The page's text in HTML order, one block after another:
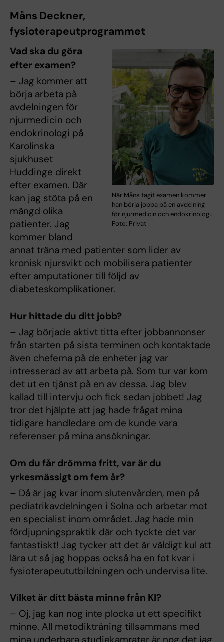
Måns Deckner,
fysioterapeutprogrammet
När Måns tagit examen kommer
han börja jobba på en avdelning
för njurmedicin och endokrinologi.
Foto: Privat
Vad ska du göra
efter examen?
– Jag kommer att
börja arbeta på
avdelningen för
njurmedicin och
endokrinologi på
Karolinska
sjukhuset
Huddinge direkt
efter examen. Där
kan jag stöta på en
mängd olika
patienter. Jag
kommer bland
annat träna med patienter som lider av
kronisk njursvikt och mobilisera patienter
efter amputationer till följd av
diabeteskomplikationer.
Hur hittade du ditt jobb?
– Jag började aktivt titta efter jobbannonser
från starten på sista terminen och kontaktade
även cheferna på de enheter jag var
intresserad av att arbeta på. Som tur var kom
det ut en tjänst på en av dessa. Jag blev
kallad till intervju och fick sedan jobbet! Jag
tror det hjälpte att jag hade frågat mina
tidigare handledare om de kunde vara
referenser på mina ansökningar.
Om du får drömma fritt, var är du
yrkesmässigt om fem år?
– Då är jag kvar inom slutenvården, men på
pediatrikavdelningen i Solna och arbetar mot
en specialist inom området. Jag hade min
fördjupningspraktik där och tyckte det var
fantastiskt! Jag tycker att det är väldigt kul att
lära ut så jag hoppas också ha en fot kvar i
fysioterapeututbildningen och undervisa lite.
Vilket är ditt bästa minne från KI?
– Oj, jag kan nog inte plocka ut ett specifikt
minne. All metodikträning tillsammans med